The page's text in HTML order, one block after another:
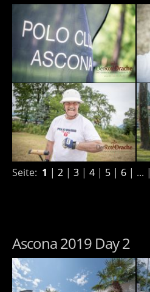
Seite: 1 | 2 | 3 | 4 | 5 | 6 | ... |
Ascona 2019 Day 2